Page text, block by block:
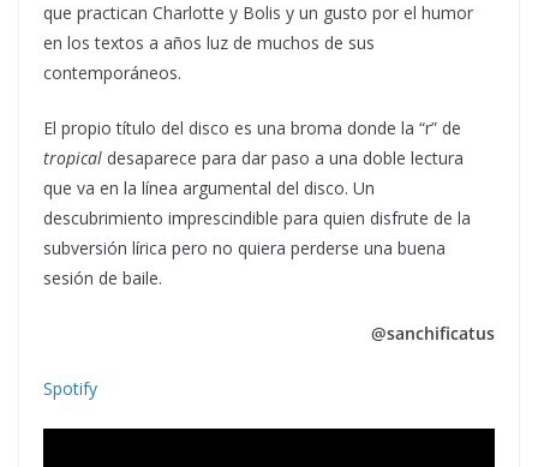
que practican Charlotte y Bolis y un gusto por el humor
en los textos a años luz de muchos de sus
contemporáneos.
El propio título del disco es una broma donde la “r” de
tropical desaparece para dar paso a una doble lectura
que va en la línea argumental del disco. Un
descubrimiento imprescindible para quien disfrute de la
subversión lírica pero no quiera perderse una buena
sesión de baile.
@sanchificatus
Spotify